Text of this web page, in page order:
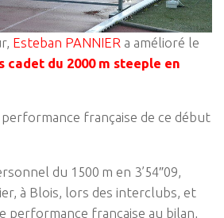
Esteban PANNIER a amélioré le
cadet du 2000 m steeple en
performance française de ce début
du 1500 m en 3’54″09,
à Blois, lors des interclubs, et
performance française au bilan,